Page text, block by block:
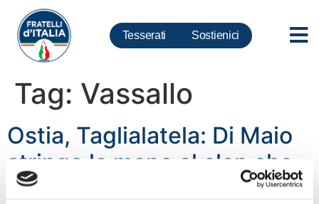
Tesserati Sostienici
Tag: Vassallo
Ostia, Taglialatela: Di Maio
stringe la mano al clan che
ha avvelenato la nostra